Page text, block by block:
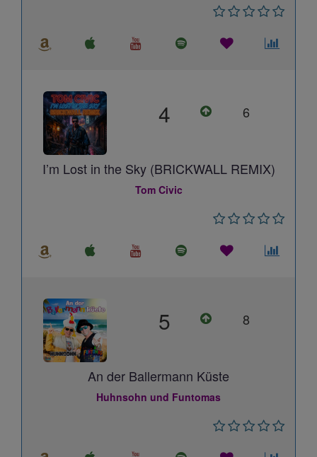
4 6
I’m Lost in the Sky (BRICKWALL REMIX)
Tom Civic
5 8
An der Ballermann Küste
Huhnsohn und Funtomas